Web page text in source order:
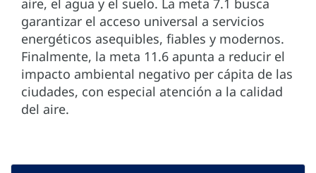
garantizar el acceso universal a servicios
energéticos asequibles, fiables y modernos.
Finalmente, la meta 11.6 apunta a reducir el
impacto ambiental negativo per cápita de las
ciudades, con especial atención a la calidad
del aire.